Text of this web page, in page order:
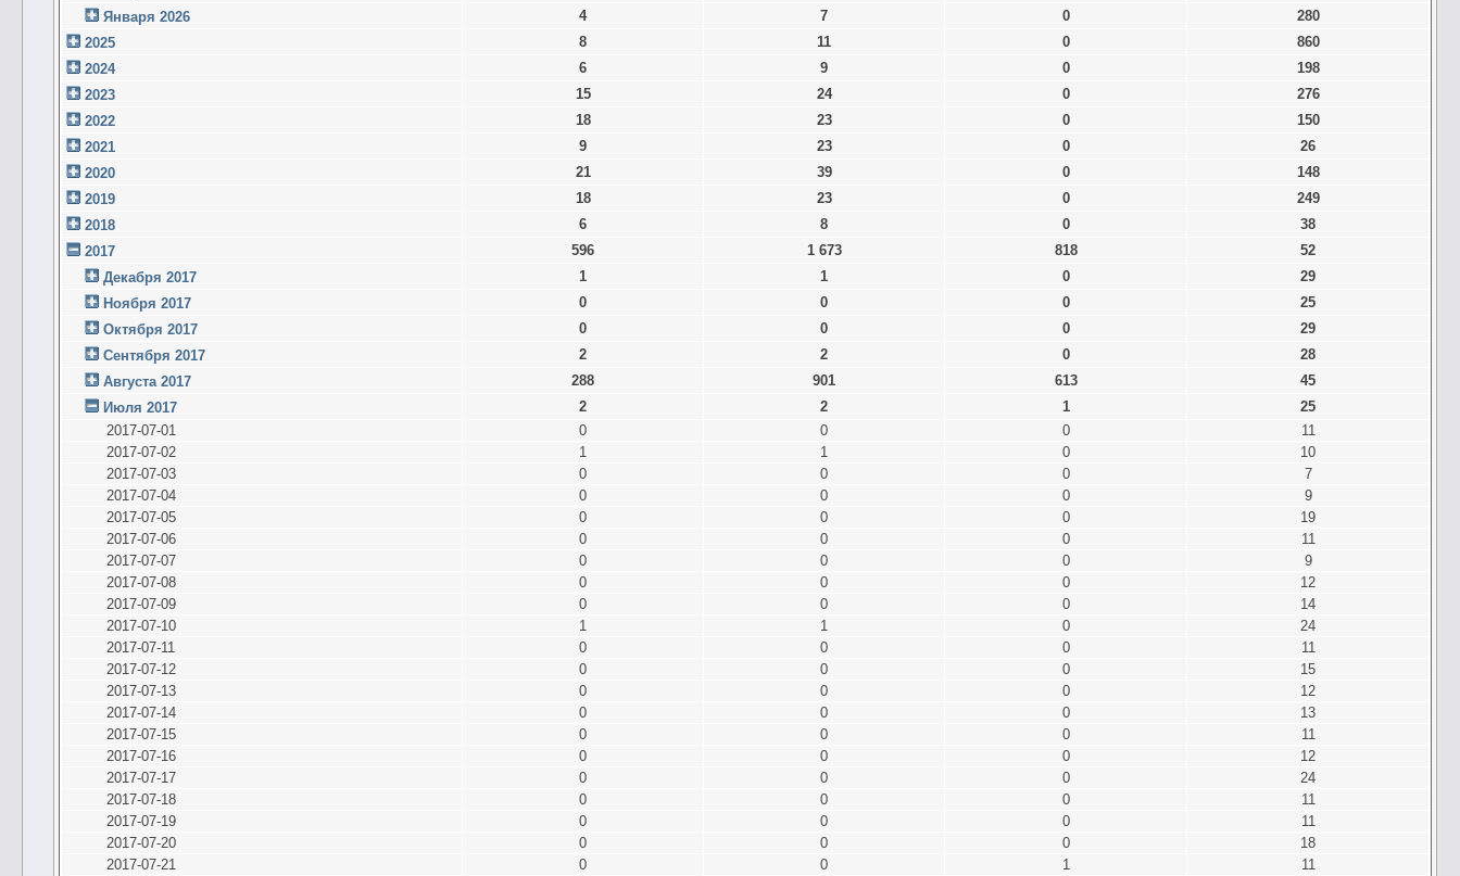
Января 2026
4 7 0
280
2025
8 11 0
860
2024
6 9 0
198
2023
15 24 0
276
2022
18 23 0
150
2021
9 23 0
26
2020
21 39 0
148
2019
18 23 0
249
2018
6 8 0
38
2017
596 1 673 818
52
Декабря 2017
1 1 0
29
Ноября 2017
0 0 0
25
Октября 2017
0 0 0
29
Сентября 2017
2 2 0
28
Августа 2017
288 901 613
45
Июля 2017
2 2 1
25
2017-07-01
0 0 0
11
2017-07-02
1 1 0
10
2017-07-03
0 0 0
7
2017-07-04
0 0 0
9
2017-07-05
0 0 0
19
2017-07-06
0 0 0
11
2017-07-07
0 0 0
9
2017-07-08
0 0 0
12
2017-07-09
0 0 0
14
2017-07-10
1 1 0
24
2017-07-11
0 0 0
11
2017-07-12
0 0 0
15
2017-07-13
0 0 0
12
2017-07-14
0 0 0
13
2017-07-15
0 0 0
11
2017-07-16
0 0 0
12
2017-07-17
0 0 0
24
2017-07-18
0 0 0
11
2017-07-19
0 0 0
11
2017-07-20
0 0 0
18
2017-07-21
0 0 1
11